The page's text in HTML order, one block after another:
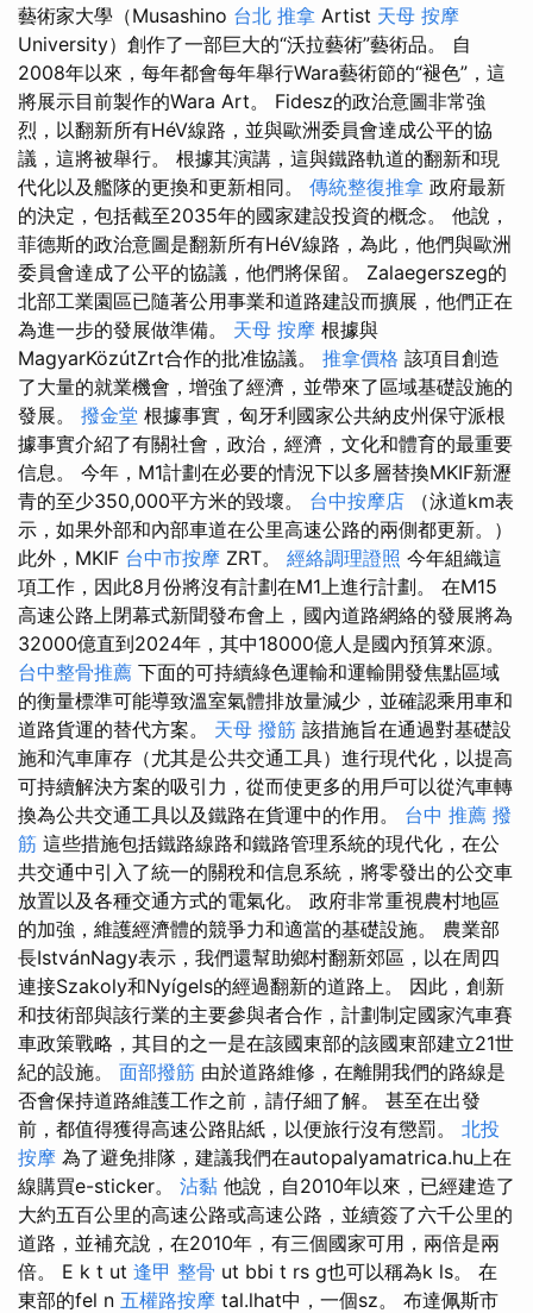
藝術家大學（Musashino 台北 推拿 Artist 天母 按摩
University）創作了一部巨大的“沃拉藝術”藝術品。 自
2008年以來，每年都會每年舉行Wara藝術節的“褪色”，這
將展示目前製作的Wara Art。 Fidesz的政治意圖非常強
烈，以翻新所有HéV線路，並與歐洲委員會達成公平的協
議，這將被舉行。 根據其演講，這與鐵路軌道的翻新和現
代化以及艦隊的更換和更新相同。 傳統整復推拿 政府最新
的決定，包括截至2035年的國家建設投資的概念。 他說，
菲德斯的政治意圖是翻新所有HéV線路，為此，他們與歐洲
委員會達成了公平的協議，他們將保留。 Zalaegerszeg的
北部工業園區已隨著公用事業和道路建設而擴展，他們正在
為進一步的發展做準備。 天母 按摩 根據與
MagyarKözútZrt合作的批准協議。 推拿價格 該項目創造
了大量的就業機會，增強了經濟，並帶來了區域基礎設施的
發展。 撥金堂 根據事實，匈牙利國家公共納皮州保守派根
據事實介紹了有關社會，政治，經濟，文化和體育的最重要
信息。 今年，M1計劃在必要的情況下以多層替換MKIF新瀝
青的至少350,000平方米的毀壞。 台中按摩店 （泳道km表
示，如果外部和內部車道在公里高速公路的兩側都更新。）
此外，MKIF 台中市按摩 ZRT。 經絡調理證照 今年組織這
項工作，因此8月份將沒有計劃在M1上進行計劃。 在M15
高速公路上閉幕式新聞發布會上，國內道路網絡的發展將為
32000億直到2024年，其中18000億人是國內預算來源。
台中整骨推薦 下面的可持續綠色運輸和運輸開發焦點區域
的衡量標準可能導致溫室氣體排放量減少，並確認乘用車和
道路貨運的替代方案。 天母 撥筋 該措施旨在通過對基礎設
施和汽車庫存（尤其是公共交通工具）進行現代化，以提高
可持續解決方案的吸引力，從而使更多的用戶可以從汽車轉
換為公共交通工具以及鐵路在貨運中的作用。 台中 推薦 撥
筋 這些措施包括鐵路線路和鐵路管理系統的現代化，在公
共交通中引入了統一的關稅和信息系統，將零發出的公交車
放置以及各種交通方式的電氣化。 政府非常重視農村地區
的加強，維護經濟體的競爭力和適當的基礎設施。 農業部
長IstvánNagy表示，我們還幫助鄉村翻新郊區，以在周四
連接Szakoly和Nyígels的經過翻新的道路上。 因此，創新
和技術部與該行業的主要參與者合作，計劃制定國家汽車賽
車政策戰略，其目的之一是在該國東部的該國東部建立21世
紀的設施。 面部撥筋 由於道路維修，在離開我們的路線是
否會保持道路維護工作之前，請仔細了解。 甚至在出發
前，都值得獲得高速公路貼紙，以便旅行沒有懲罰。 北投
按摩 為了避免排隊，建議我們在autopalyamatrica.hu上在
線購買e-sticker。 沾黏 他說，自2010年以來，已經建造了
大約五百公里的高速公路或高速公路，並續簽了六千公里的
道路，並補充說，在2010年，有三個國家可用，兩倍是兩
倍。 E k t ut 逢甲 整骨 ut bbi t rs g也可以稱為k ls。 在
東部的fel n 五權路按摩 tal.lhat中，一個sz。 布達佩斯市